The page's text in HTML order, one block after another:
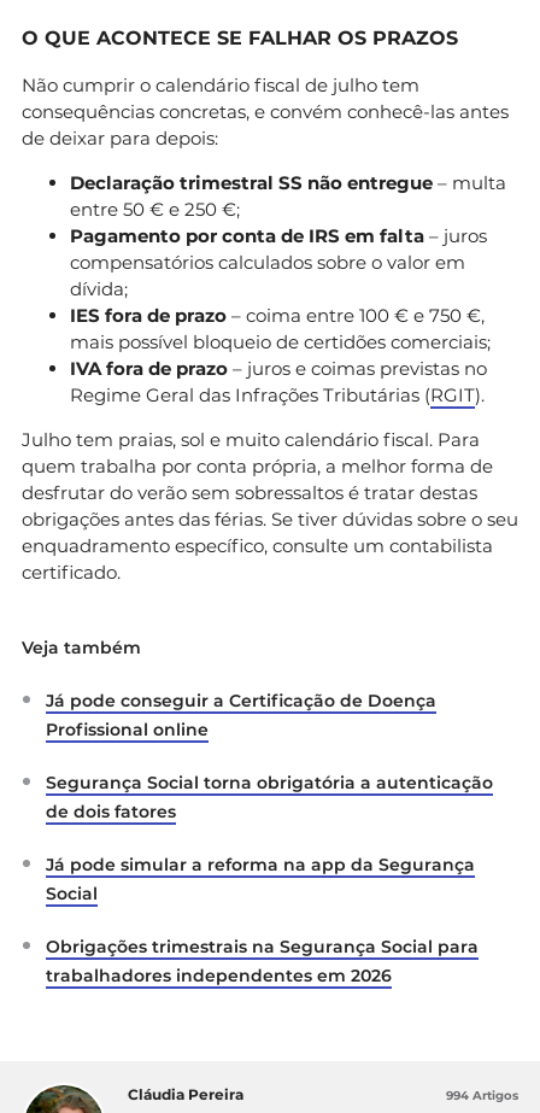
O QUE ACONTECE SE FALHAR OS PRAZOS
Não cumprir o calendário fiscal de julho tem
consequências concretas, e convém conhecê-las antes
de deixar para depois:
Declaração trimestral SS não entregue – multa
entre 50 € e 250 €;
Pagamento por conta de IRS em falta – juros
compensatórios calculados sobre o valor em
dívida;
IES fora de prazo – coima entre 100 € e 750 €,
mais possível bloqueio de certidões comerciais;
IVA fora de prazo – juros e coimas previstas no
Regime Geral das Infrações Tributárias (RGIT).
Julho tem praias, sol e muito calendário fiscal. Para
quem trabalha por conta própria, a melhor forma de
desfrutar do verão sem sobressaltos é tratar destas
obrigações antes das férias. Se tiver dúvidas sobre o seu
enquadramento específico, consulte um contabilista
certificado.
Veja também
Já pode conseguir a Certificação de Doença
Profissional online
Segurança Social torna obrigatória a autenticação
de dois fatores
Já pode simular a reforma na app da Segurança
Social
Obrigações trimestrais na Segurança Social para
trabalhadores independentes em 2026
Cláudia Pereira 994 Artigos